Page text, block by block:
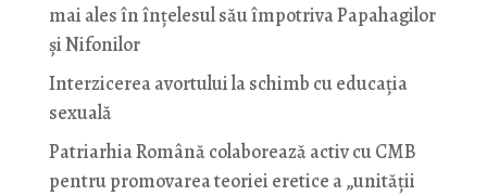
mai ales în înțelesul său împotriva Papahagilor
și Nifonilor
Interzicerea avortului la schimb cu educaţia
sexuală
Patriarhia Română colaborează activ cu CMB
pentru promovarea teoriei eretice a „unității